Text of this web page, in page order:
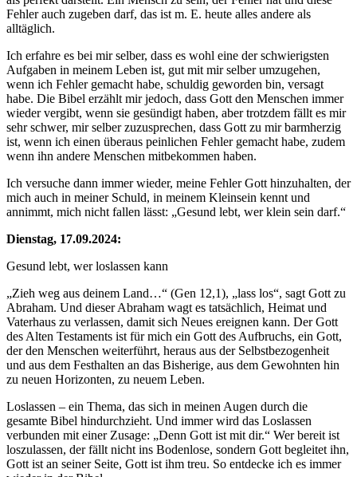
Fehler auch zugeben darf, das ist m. E. heute alles andere als
alltäglich.
Ich erfahre es bei mir selber, dass es wohl eine der schwierigsten
Aufgaben in meinem Leben ist, gut mit mir selber umzugehen,
wenn ich Fehler gemacht habe, schuldig geworden bin, versagt
habe. Die Bibel erzählt mir jedoch, dass Gott den Menschen immer
wieder vergibt, wenn sie gesündigt haben, aber trotzdem fällt es mir
sehr schwer, mir selber zuzusprechen, dass Gott zu mir barmherzig
ist, wenn ich einen überaus peinlichen Fehler gemacht habe, zudem
wenn ihn andere Menschen mitbekommen haben.
Ich versuche dann immer wieder, meine Fehler Gott hinzuhalten, der
mich auch in meiner Schuld, in meinem Kleinsein kennt und
annimmt, mich nicht fallen lässt: „Gesund lebt, wer klein sein darf.“
Dienstag, 17.09.2024:
Gesund lebt, wer loslassen kann
„Zieh weg aus deinem Land…“ (Gen 12,1), „lass los“, sagt Gott zu
Abraham. Und dieser Abraham wagt es tatsächlich, Heimat und
Vaterhaus zu verlassen, damit sich Neues ereignen kann. Der Gott
des Alten Testaments ist für mich ein Gott des Aufbruchs, ein Gott,
der den Menschen weiterführt, heraus aus der Selbstbezogenheit
und aus dem Festhalten an das Bisherige, aus dem Gewohnten hin
zu neuen Horizonten, zu neuem Leben.
Loslassen – ein Thema, das sich in meinen Augen durch die
gesamte Bibel hindurchzieht. Und immer wird das Loslassen
verbunden mit einer Zusage: „Denn Gott ist mit dir.“ Wer bereit ist
loszulassen, der fällt nicht ins Bodenlose, sondern Gott begleitet ihn,
Gott ist an seiner Seite, Gott ist ihm treu. So entdecke ich es immer